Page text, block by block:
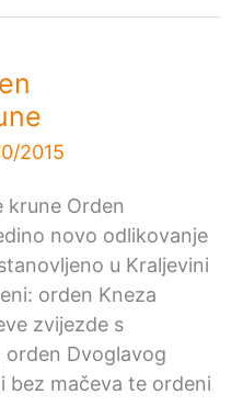
2015
krune Orden
novo odlikovanje
u Kraljevini
orden Kneza
zvijezde s
orden Dvoglavog
bez mačeva te ordeni